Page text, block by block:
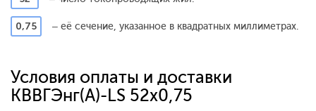
0,75 – её сечение, указанное в квадратных миллиметрах.
Условия оплаты и доставки
КВВГЭнг(A)-LS 52х0,75